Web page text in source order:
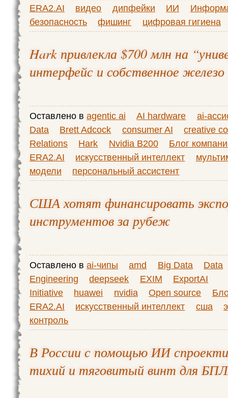
ERA2.AI
видео дипфейки ИИ
безопасность
фишинг цифровая гигиена
Hark привлекла $700 млн на
интерфейс и собственное железо
Оставлено в agentic ai AI hardware
ai-
Data
Brett Adcock consumer AI
creative
Relations
Hark Nvidia B200
Блог
ERA2.AI
искусственный интеллект
модели
персональный ассистент
США хотят финансировать
инструментов за рубеж
Оставлено в ai-чипы amd Big Data
Data
Engineering
deepseek EXIM
ExportAI
Initiative
huawei nvidia Open source
ERA2.AI
искусственный интеллект сша
контроль
В России с помощью ИИ
тихий и тяговитый винт для